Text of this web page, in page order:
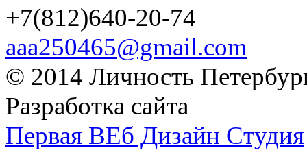
+7(812)640-20-74
aaa250465@gmail.com
© 2014 Личность
Разработка сайта
Первая ВЕб Дизайн Студия